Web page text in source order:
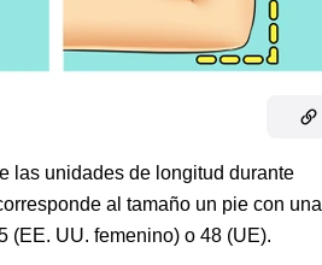
las unidades de longitud durante
al tamaño un pie con una
(EE. UU. femenino) o 48 (UE).